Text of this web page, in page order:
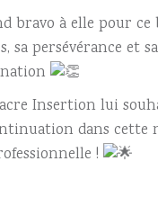
bravo à elle pour ce
sa persévérance et sa
Insertion lui
dans cette
!